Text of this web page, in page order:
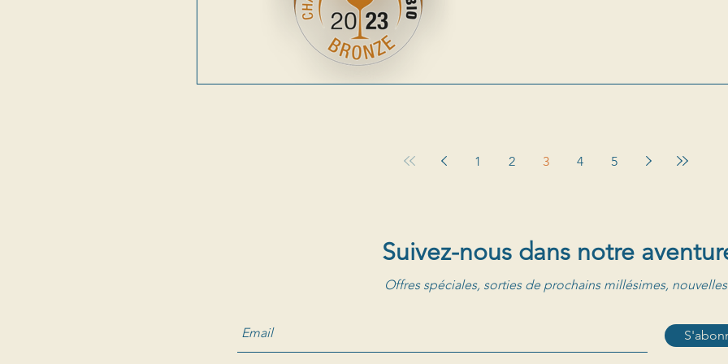
1 2 3 4 5
Suivez-nous dans notre
Offres spéciales, sorties de prochains millésimes, nouvelles